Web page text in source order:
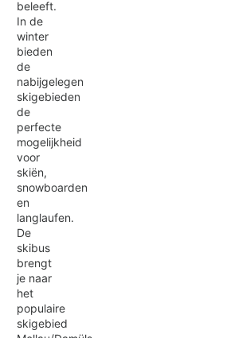
beleeft.
In de
winter
bieden
de
nabijgelegen
skigebieden
de
perfecte
mogelijkheid
voor
skiën,
snowboarden
en
langlaufen.
De
skibus
brengt
je naar
het
populaire
skigebied